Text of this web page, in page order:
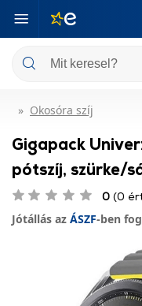
Okosóra szíj
Gigapack
pótszíj, szürke/
0 (0
Jótállás az ÁSZF-ben